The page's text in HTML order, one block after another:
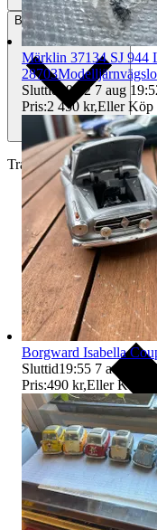
BetalningVia Tradera
Traderas köparskydd
Märklin 37134 SJ 944
Sluttid 19:52 7 aug
Pris:2 450 kr,Eller Köp
Borgward Isabella
Sluttid19:55 7 aug
Pris:490 kr,Eller Köp nu